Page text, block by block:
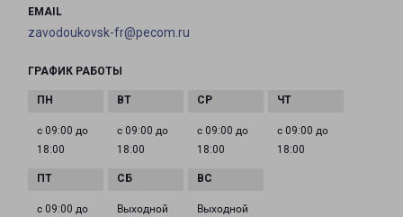
EMAIL
zavodoukovsk-fr@pecom.ru
ГРАФИК РАБОТЫ
с 09:00 до
18:00
с 09:00 до
18:00
с 09:00 до
18:00
с 09:00 до
18:00
с 09:00 до Выходной Выходной